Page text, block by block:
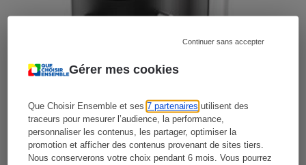
Gérer mes cookies
Que Choisir Ensemble et ses7 partenaires utilisent des
traceurs pour mesurer l’audience, la performance,
personnaliser les contenus, les partager, optimiser la
promotion et afficher des contenus provenant de sites tiers.
Nous conserverons votre choix pendant 6 mois. Vous pourrez
Continuer sans accepter